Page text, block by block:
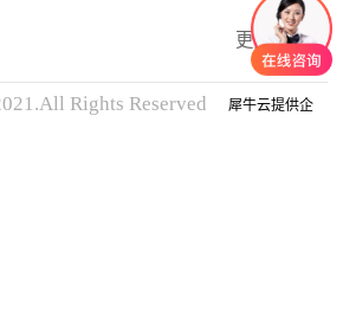
更多商品
Rights Reserved
犀牛云提供企